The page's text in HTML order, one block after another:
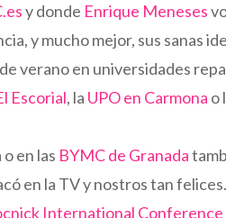
y donde Enrique Meneses
y mucho mejor, sus sanas
verano en universidades
Escorial, la UPO en Carmona o
en las BYMC de Granada
en la TV y nostros tan felices.
International Conference